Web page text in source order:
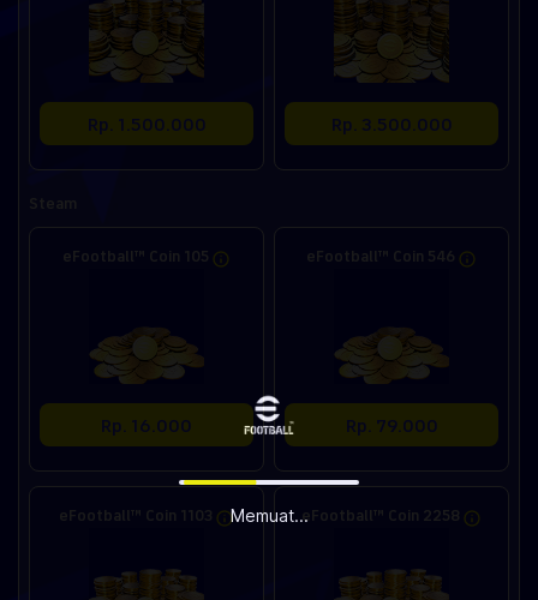
Memuat...
Rp. 1.500.000 Rp. 3.500.000
eFootball™ Coin 105
Rp. 16.000
eFootball™ Coin 546
Rp. 79.000
eFootball™ Coin 1103 eFootball™ Coin 2258